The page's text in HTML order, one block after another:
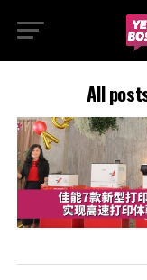
All